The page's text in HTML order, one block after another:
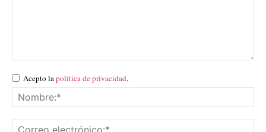
Acepto lapolítica de privacidad.